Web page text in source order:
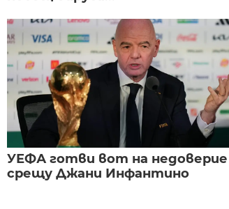
УЕФА готви вот на недоверие
срещу Джани Инфантино